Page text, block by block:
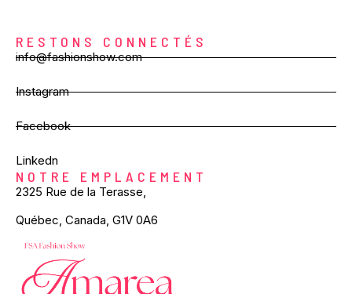
RESTONS CONNECTÉS
info@fashionshow.com
Instagram
Facebook
Linkedn
NOTRE EMPLACEMENT
2325 Rue de la Terasse,
Québec, Canada, G1V 0A6